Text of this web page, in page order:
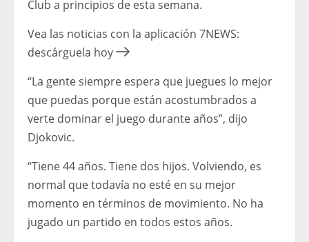
Club a principios de esta semana.
Vea las noticias con la aplicación 7NEWS:
descárguela hoy
“La gente siempre espera que juegues lo mejor
que puedas porque están acostumbrados a
verte dominar el juego durante años”, dijo
Djokovic.
“Tiene 44 años. Tiene dos hijos. Volviendo, es
normal que todavía no esté en su mejor
momento en términos de movimiento. No ha
jugado un partido en todos estos años.